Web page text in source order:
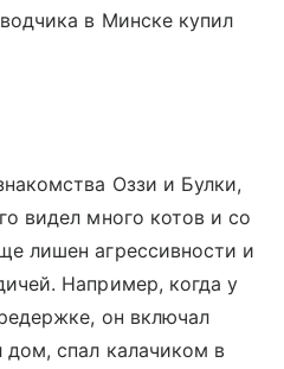
в Минске купил
Оззи и Булки,
видел много котов и со
лишен агрессивности и
Например, когда у
он включал
дом, спал калачиком в